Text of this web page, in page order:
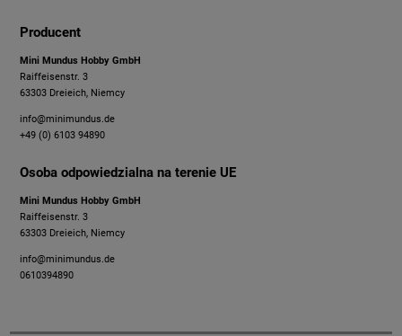
Producent
Mini Mundus Hobby GmbH
Raiffeisenstr. 3
63303 Dreieich, Niemcy
info@minimundus.de
+49 (0) 6103 94890
Osoba odpowiedzialna na terenie UE
Mini Mundus Hobby GmbH
Raiffeisenstr. 3
63303 Dreieich, Niemcy
info@minimundus.de
0610394890